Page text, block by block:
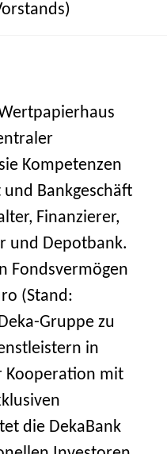
Kompetenzen
Bankgeschäft
Finanzierer,
und Depotbank.
Fondsvermögen
(Stand:
Gruppe zu
in
Kooperation mit
die DekaBank